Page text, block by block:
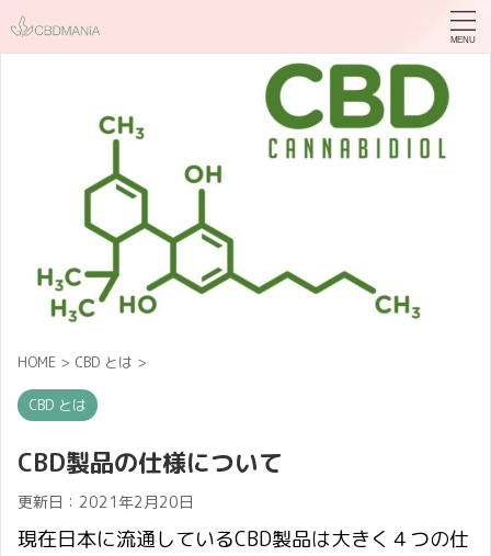
HOME > CBD とは >
CBD とは
CBD製品の仕様について
更新日： 2021年2月20日
現在日本に流通しているCBD製品は大きく４つの仕